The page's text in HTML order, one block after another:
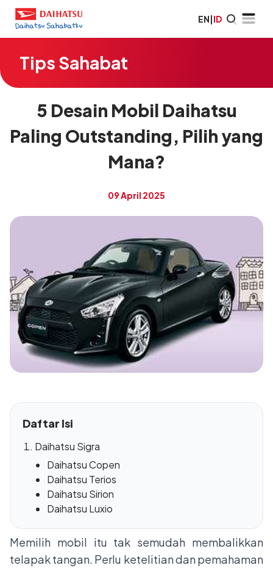
EN|ID
Tips Sahabat
5 Desain Mobil Daihatsu
Paling Outstanding, Pilih yang
Mana?
09 April 2025
Daftar Isi
Daihatsu Sigra
Daihatsu Copen
Daihatsu Terios
Daihatsu Sirion
Daihatsu Luxio
Memilih mobil itu tak semudah membalikkan
telapak tangan. Perlu ketelitian dan pemahaman